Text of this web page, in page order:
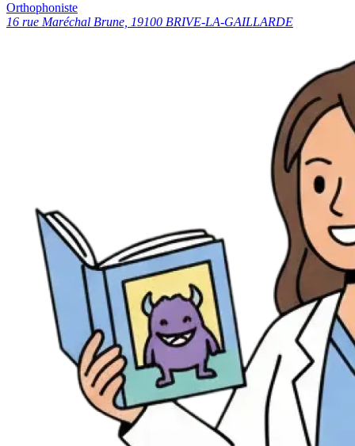
Orthophoniste
16 rue Maréchal Brune, 19100 BRIVE-LA-GAILLARDE